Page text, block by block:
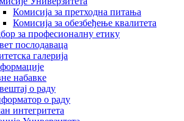
Комисија за претходна питања
Комисија за обезбеђење квалитета
за професионалну етику
послодаваца
галерија
набавке
о раду
о раду
интегритета